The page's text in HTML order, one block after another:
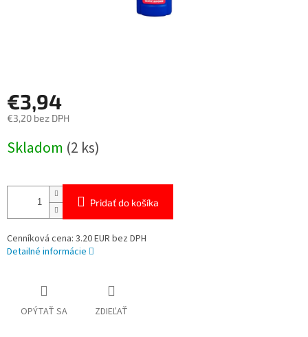
€3,94
€3,20 bez DPH
cena:
Skladom (2 ks)
Pridať do košíka
Cenníková cena: 3.20 EUR bez DPH
Detailné informácie
OPÝTAŤ SA ZDIEĽAŤ